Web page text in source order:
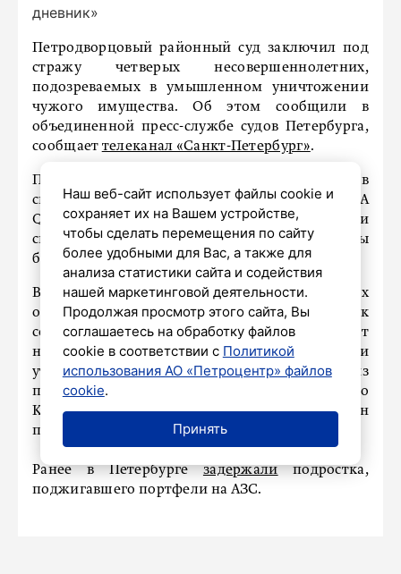
дневник»
Петродворцовый районный суд заключил под
стражу четверых несовершеннолетних,
подозреваемых в умышленном уничтожении
чужого имущества. Об этом сообщили в
объединенной пресс-службе судов Петербурга,
сообщает телеканал «Санкт-Петербург».
По версии следствия, подростки вступили в
сговор, облили бензином автомобили KIA
Quoris и Opel Astra, после чего подожгли их и
скрылись с места преступления. Фигуранты
будут находиться под стражей до 12 апреля.
В пресс-службе отметили, что у задержанных
отрицательные характеристики: они склонны к
совершению преступлений, имеют
неблагоприятное окружение, а родители
утратили над ними контроль. Одного из
подростков задержали на вокзале с билетом до
Каменногорска – предположительно, он
пытался скрыться.
Ранее в Петербурге задержали подростка,
поджигавшего портфели на АЗС.
Наш веб-сайт использует файлы cookie и
сохраняет их на Вашем устройстве,
чтобы сделать перемещения по сайту
более удобными для Вас, а также для
анализа статистики сайта и содействия
нашей маркетинговой деятельности.
Продолжая просмотр этого сайта, Вы
соглашаетесь на обработку файлов
cookie в соответствии с Политикой
использования АО «Петроцентр» файлов
cookie.
Принять